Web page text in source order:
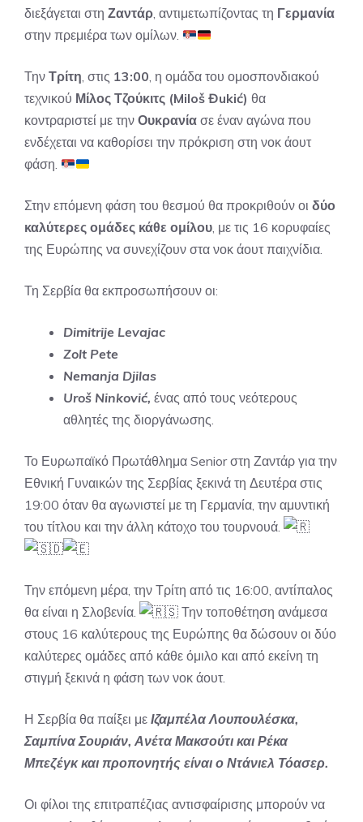
διεξάγεται στη Ζαντάρ, αντιμετωπίζοντας τη Γερμανία
στην πρεμιέρα των ομίλων.
Την Τρίτη, στις 13:00, η ομάδα του ομοσπονδιακού
τεχνικού Μίλος Τζούκιτς (Miloš Đukić) θα
κοντραριστεί με την Ουκρανία σε έναν αγώνα που
ενδέχεται να καθορίσει την πρόκριση στη νοκ άουτ
φάση.
Στην επόμενη φάση του θεσμού θα προκριθούν οι δύο
καλύτερες ομάδες κάθε ομίλου, με τις 16 κορυφαίες
της Ευρώπης να συνεχίζουν στα νοκ άουτ παιχνίδια.
Τη Σερβία θα εκπροσωπήσουν οι:
Dimitrije Levajac
Zolt Pete
Nemanja Djilas
Uroš Ninković, ένας από τους νεότερους
αθλητές της διοργάνωσης.
Το Ευρωπαϊκό Πρωτάθλημα Senior στη Ζαντάρ για την
Εθνική Γυναικών της Σερβίας ξεκινά τη Δευτέρα στις
19:00 όταν θα αγωνιστεί με τη Γερμανία, την αμυντική
του τίτλου και την άλλη κάτοχο του τουρνουά.
Την επόμενη μέρα, την Τρίτη από τις 16:00, αντίπαλος
θα είναι η Σλοβενία.
Την τοποθέτηση ανάμεσα
στους 16 καλύτερους της Ευρώπης θα δώσουν οι δύο
καλύτερες ομάδες από κάθε όμιλο και από εκείνη τη
στιγμή ξεκινά η φάση των νοκ άουτ.
Η Σερβία θα παίξει με Ιζαμπέλα Λουπουλέσκα,
Σαμπίνα Σουριάν, Ανέτα Μακσούτι και Ρέκα
Μπεζέγκ και προπονητής είναι ο Ντάνιελ Τόασερ.
Οι φίλοι της επιτραπέζιας αντισφαίρισης μπορούν να